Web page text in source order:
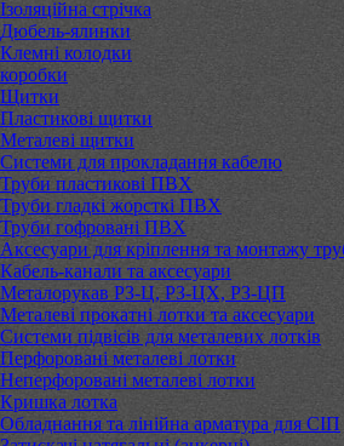
Ізоляційна стрічка
Дюбель-ялинки
Клемні колодки
коробки
Щитки
Пластикові щитки
Металеві щитки
Системи для прокладання кабелю
Труби пластикові ПВХ
Труби гладкі жорсткі ПВХ
Труби гофровані ПВХ
Аксесуари для кріплення та монтажу
Кабель-канали та аксесуари
Металорукав РЗ-Ц, РЗ-ЦХ, РЗ-ЦП
Металеві прокатні лотки та аксесуари
Системи підвісів для металевих лотків
Перфоровані металеві лотки
Неперфоровані металеві лотки
Кришка лотка
Обладнання та лінійна арматура для СІП